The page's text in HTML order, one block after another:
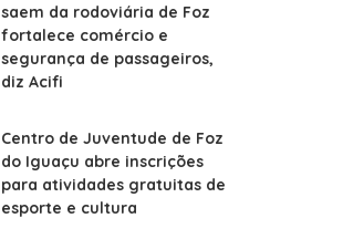
saem da rodoviária de Foz
fortalece comércio e
segurança de passageiros,
diz Acifi
Centro de Juventude de Foz
do Iguaçu abre inscrições
para atividades gratuitas de
esporte e cultura